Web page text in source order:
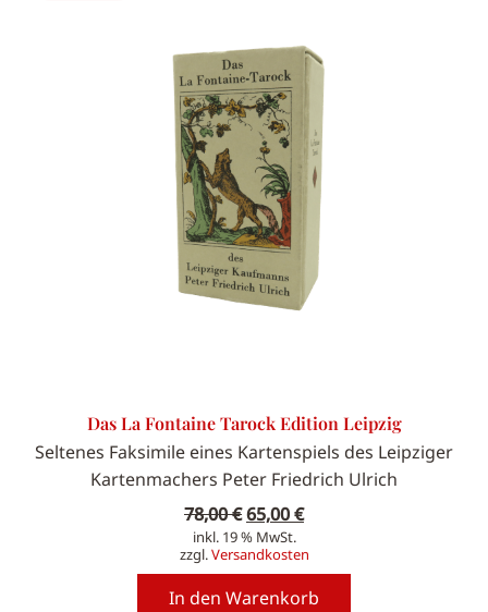
Das La Fontaine Tarock Edition Leipzig
Seltenes Faksimile eines Kartenspiels des Leipziger
Kartenmachers Peter Friedrich Ulrich
78,00€Ursprünglicher
Preis
war:
78,00 €
65,00€Aktueller
ist:
65,00 €.
inkl. 19 % MwSt.
zzgl.Versandkosten
In den Warenkorb